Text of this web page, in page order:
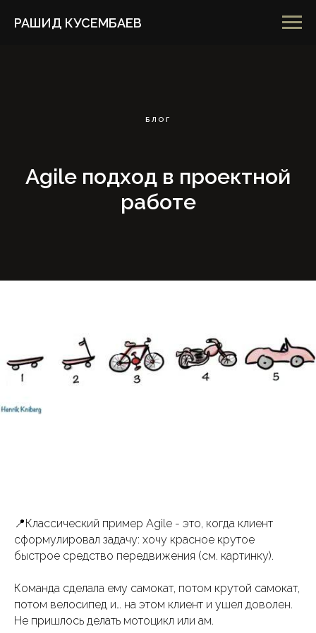
РАШИД КУСЕМБАЕВ
БЛОГ
Agile подход в проектной
работе
📍Классический пример Agile - это, когда клиент
сформулировал задачу: хочу красное крутое
быстрое средство передвижения (см. картинку).
Команда сделала ему самокат, потом крутой самокат,
потом велосипед и… на этом клиент и ушел доволен.
Не пришлось делать мотоцикл или ам.